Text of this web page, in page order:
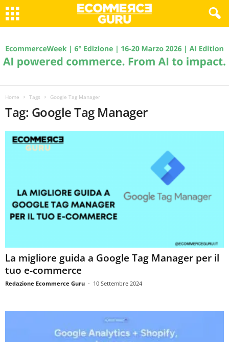
Home Tags Google Tag Manager
Tag: Google Tag Manager
La migliore guida a Google Tag Manager per il
tuo e-commerce
Redazione Ecommerce Guru - 10 Settembre 2024